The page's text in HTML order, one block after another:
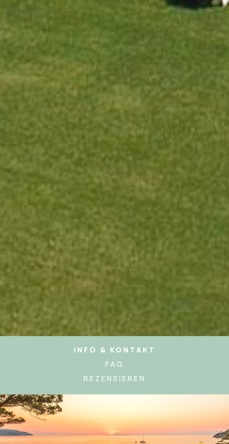
INFO & KONTAKT
FAQ
REZENSIEREN